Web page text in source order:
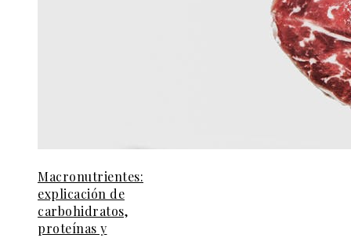
Macronutrientes:
explicación de
carbohidratos,
proteínas y